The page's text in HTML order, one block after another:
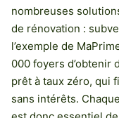
nombreuses
de rénovation :
l’exemple de
000 foyers d’obtenir
prêt à taux zéro, qui
sans intérêts.